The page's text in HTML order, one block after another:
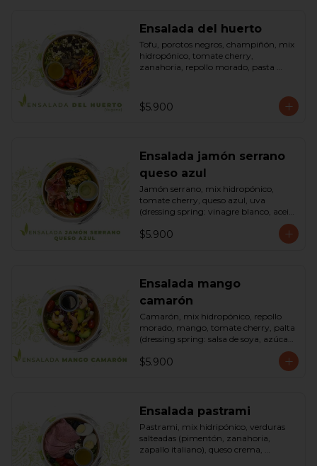
Ensalada del huerto
Tofu, porotos negros, champiñón, mix
hidropónico, tomate cherry,
zanahoria, repollo morado, pasta
dressing: vinagreta, mostaza (vinagre
blanco, mostaza, azúcar). Bowl.
$5.900
Ensalada jamón serrano
queso azul
Jamón serrano, mix hidropónico,
tomate cherry, queso azul, uva
(dressing spring: vinagre blanco, aceite
$5.900
Ensalada mango
camarón
Camarón, mix hidropónico, repollo
morado, mango, tomate cherry, palta
(dressing spring: salsa de soya, azúcar,
$5.900
Ensalada pastrami
Pastrami, mix hidripónico, verduras
salteadas (pimentón, zanahoria,
zapallo italiano), queso crema,